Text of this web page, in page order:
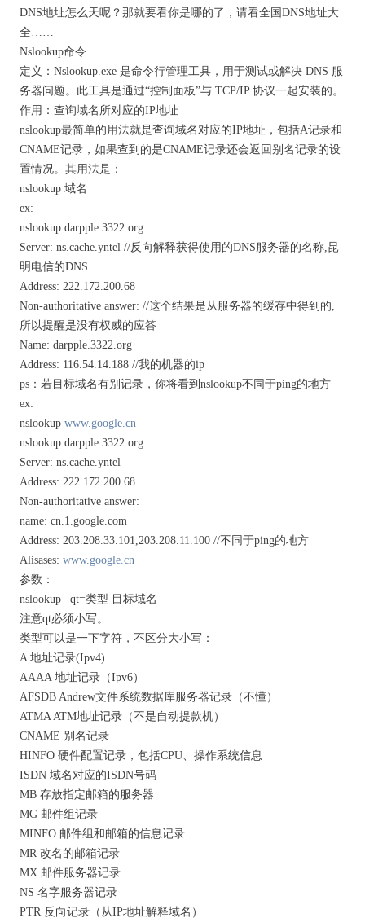
DNS地址怎么天呢？那就要看你是哪的了，请看全国DNS地址大
全……
Nslookup命令
定义：Nslookup.exe 是命令行管理工具，用于测试或解决 DNS 服
务器问题。此工具是通过“控制面板”与 TCP/IP 协议一起安装的。
作用：查询域名所对应的IP地址
nslookup最简单的用法就是查询域名对应的IP地址，包括A记录和
CNAME记录，如果查到的是CNAME记录还会返回别名记录的设
置情况。其用法是：
nslookup 域名
ex:
nslookup darpple.3322.org
Server: ns.cache.yntel //反向解释获得使用的DNS服务器的名称,昆
明电信的DNS
Address: 222.172.200.68
Non-authoritative answer: //这个结果是从服务器的缓存中得到的,
所以提醒是没有权威的应答
Name: darpple.3322.org
Address: 116.54.14.188 //我的机器的ip
ps：若目标域名有别记录，你将看到nslookup不同于ping的地方
ex:
nslookup www.google.cn
nslookup darpple.3322.org
Server: ns.cache.yntel
Address: 222.172.200.68
Non-authoritative answer:
name: cn.1.google.com
Address: 203.208.33.101,203.208.11.100 //不同于ping的地方
Alisases: www.google.cn
参数：
nslookup –qt=类型 目标域名
注意qt必须小写。
类型可以是一下字符，不区分大小写：
A 地址记录(Ipv4)
AAAA 地址记录（Ipv6）
AFSDB Andrew文件系统数据库服务器记录（不懂）
ATMA ATM地址记录（不是自动提款机）
CNAME 别名记录
HINFO 硬件配置记录，包括CPU、操作系统信息
ISDN 域名对应的ISDN号码
MB 存放指定邮箱的服务器
MG 邮件组记录
MINFO 邮件组和邮箱的信息记录
MR 改名的邮箱记录
MX 邮件服务器记录
NS 名字服务器记录
PTR 反向记录（从IP地址解释域名）